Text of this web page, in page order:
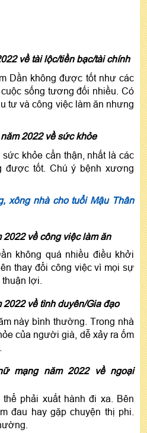
về tài lộc/tiền bạc/tài chính
Dần không được tốt như các
sống tương đối nhiều. Có
tư và công việc làm ăn nhưng
2022 về sức khỏe
khỏe cẩn thận, nhất là các
được tốt. Chú ý bệnh xương
xông nhà cho tuổi Mậu Thân
về công việc làm ăn
không quá nhiều điều khởi
thay đổi công việc vì mọi sự
lợi.
về tình duyên/Gia đạo
này bình thường. Trong nhà
của người già, dễ xảy ra ốm
mạng năm 2022 về ngoại
phải xuất hành đi xa. Bên
đau hay gặp chuyện thị phi.